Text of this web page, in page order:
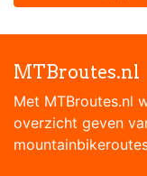
MTBroutes.nl
Met MTBroutes.nl
overzicht geven